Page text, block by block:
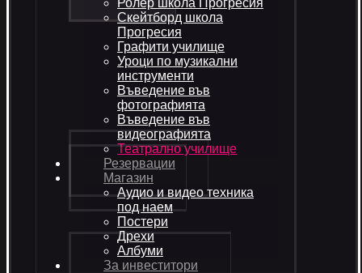
Ролер школа Прогресия
Скейтборд школа
Прогресия
Графити училище
Уроци по музикални
инструменти
Въведение във
фотографията
Въведение във
видеографията
Театрално училище
Резервации
Магазин
Аудио и видео техника
под наем
Постери
Дрехи
Албуми
За инвеститори